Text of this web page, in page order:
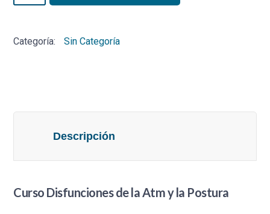
Atm
cantidad
Categoría: Sin Categoría
Descripción
Curso Disfunciones de la Atm y la Postura